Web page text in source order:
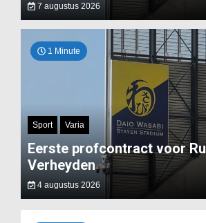
7 augustus 2026
1 Minute
Sport Varia
Eerste profcontract voor
Verheyden
4 augustus 2026